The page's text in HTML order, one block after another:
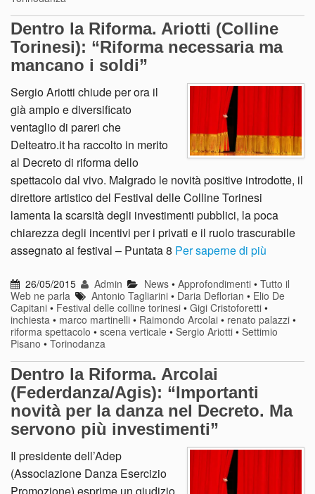
Dentro la Riforma. Ariotti (Colline
Torinesi): “Riforma necessaria ma
mancano i soldi”
Sergio Ariotti chiude per ora il
già ampio e diversificato
ventaglio di pareri che
Delteatro.it ha raccolto in merito
al Decreto di riforma dello
spettacolo dal vivo. Malgrado le novità positive introdotte, il
direttore artistico del Festival delle Colline Torinesi
lamenta la scarsità degli investimenti pubblici, la poca
chiarezza degli incentivi per i privati e il ruolo trascurabile
assegnato ai festival – Puntata 8 Per saperne di più
26/05/2015 Admin News• Approfondimenti• Tutto il
Web ne parla
Antonio Tagliarini • Daria Deflorian • Elio De
Capitani • Festival delle colline torinesi • Gigi Cristoforetti •
inchiesta • marco martinelli • Raimondo Arcolai • renato palazzi •
riforma spettacolo • scena verticale • Sergio Ariotti • Settimio
Pisano • Torinodanza
Dentro la Riforma. Arcolai
(Federdanza/Agis): “Importanti
novità per la danza nel Decreto. Ma
servono più investimenti”
Il presidente dell’Adep
(Associazione Danza Esercizio
Promozione) esprime un giudizio